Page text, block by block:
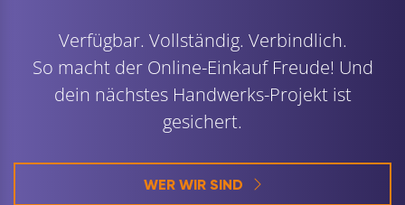
Verfügbar. Vollständig. Verbindlich.
So macht der Online-Einkauf Freude! Und
dein nächstes Handwerks-Projekt ist
gesichert.
WER WIR SIND